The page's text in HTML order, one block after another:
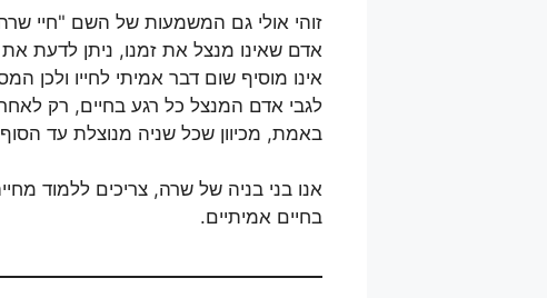
זוהי אולי גם המשמעות של השם "חיי
אדם שאינו מנצל את זמנו, ניתן לדעת את
אינו מוסיף שום דבר אמיתי לחייו ולכן
לגבי אדם המנצל כל רגע בחיים, רק
באמת, מכיוון שכל שניה מנוצלת עד
אנו בני בניה של שרה, צריכים ללמוד
בחיים אמיתיים.